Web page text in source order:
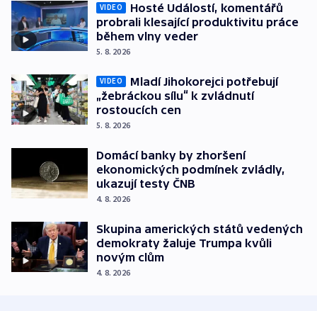
VIDEO
Hosté Událostí, komentářů
probrali klesající produktivitu práce
během vlny veder
5. 8. 2026
VIDEO
Mladí Jihokorejci potřebují
„žebráckou sílu“ k zvládnutí
rostoucích cen
5. 8. 2026
Domácí banky by zhoršení
ekonomických podmínek zvládly,
ukazují testy ČNB
4. 8. 2026
Skupina amerických států vedených
demokraty žaluje Trumpa kvůli
novým clům
4. 8. 2026